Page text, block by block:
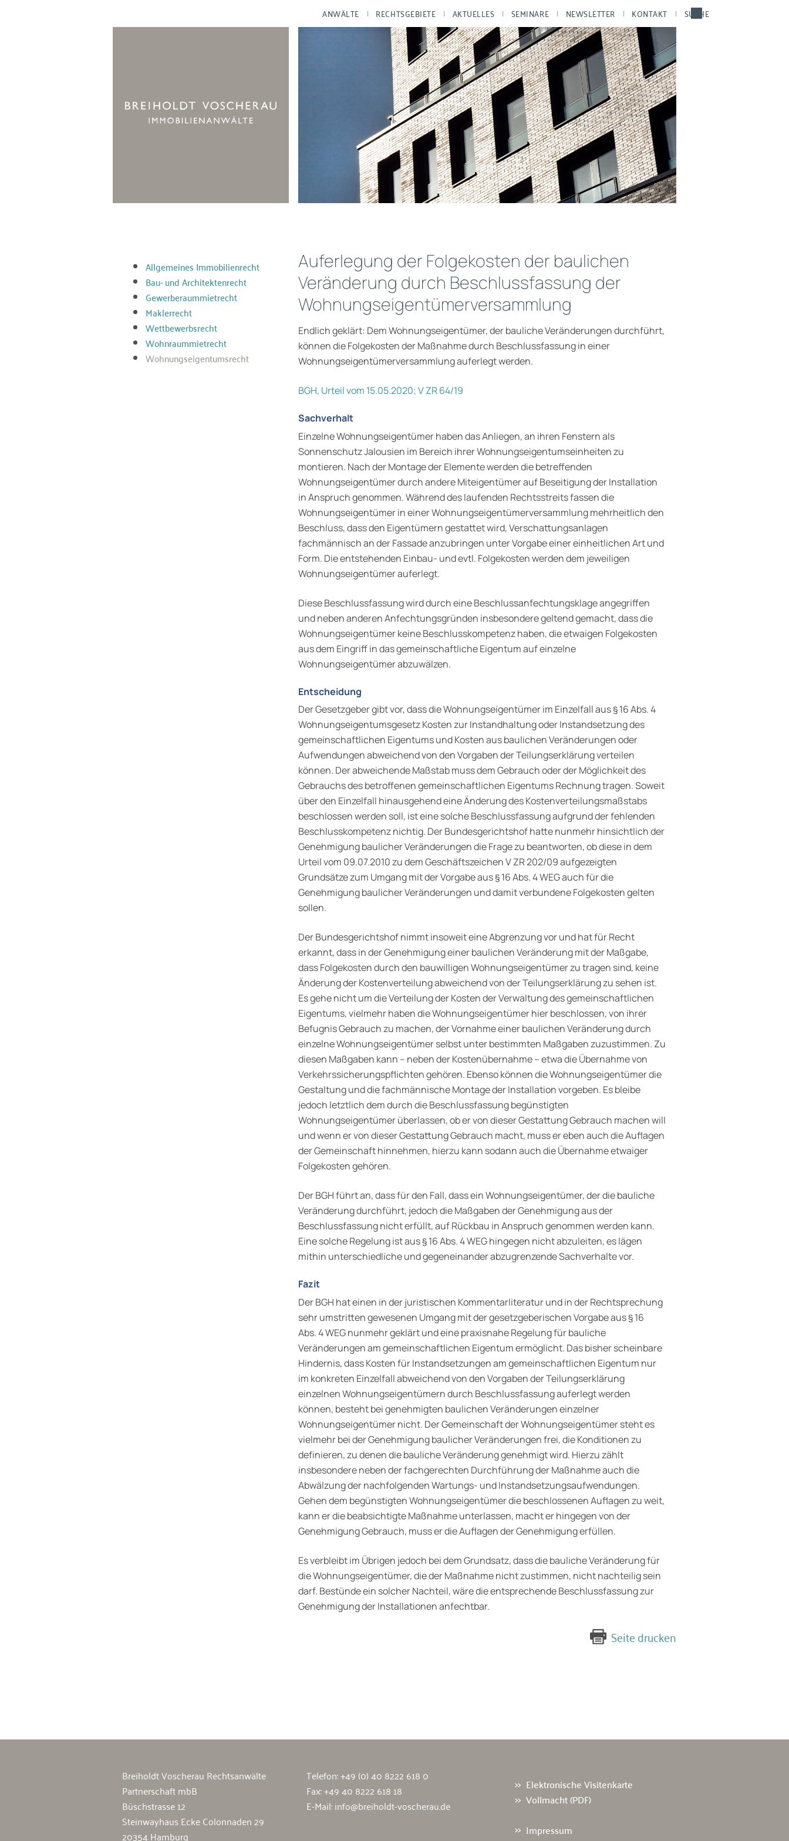
ANWÄLTE RECHTSGEBIETE AKTUELLES SEMINARE NEWSLETTER KONTAKT SUCHE
Allgemeines Immobilienrecht
Bau- und Architektenrecht
Gewerberaummietrecht
Maklerrecht
Wettbewerbsrecht
Wohnraummietrecht
Wohnungseigentumsrecht
Auferlegung der Folgekosten der baulichen
Veränderung durch Beschlussfassung der
Wohnungseigentümerversammlung
Endlich geklärt: Dem Wohnungseigentümer, der bauliche Veränderungen durch­führt,
können die Folgekosten der Maßnahme durch Beschlussfassung in einer
Wohnungseigentümerversammlung auferlegt werden.
BGH, Urteil vom 15.05.2020; V ZR 64/19
Sachverhalt
Einzelne Wohnungseigentümer haben das Anliegen, an ihren Fenstern als
Sonnenschutz Jalousien im Bereich ihrer Wohnungseigentumseinheiten zu
montieren. Nach der Montage der Elemente werden die betreffenden
Wohnungseigentümer durch andere Miteigentümer auf Beseitigung der Installation
in Anspruch genommen. Während des laufenden Rechtsstreits fassen die
Wohnungseigentümer in einer Wohnungseigentümerversammlung mehrheitlich den
Beschluss, dass den Eigentümern gestattet wird, Verschattungsanlagen
fachmännisch an der Fassade anzubringen unter Vorgabe einer einheitlichen Art und
Form. Die entstehenden Ein­bau- und evtl. Folgekosten werden dem jeweiligen
Wohnungseigentümer auferlegt.
Diese Beschlussfassung wird durch eine Beschlussanfechtungsklage angegriffen
und neben anderen Anfechtungsgründen insbesondere geltend gemacht, dass die
Wohnungseigentümer keine Beschlusskompetenz haben, die etwaigen Folgekosten
aus dem Eingriff in das gemein­schaftliche Eigentum auf einzelne
Wohnungseigentümer abzuwälzen.
Entscheidung
Der Gesetzgeber gibt vor, dass die Wohnungseigentümer im Einzelfall aus § 16 Abs. 4
Wohnungseigentumsgesetz Kosten zur Instandhaltung oder Instandsetzung des
gemein­schaftlichen Eigentums und Kosten aus baulichen Veränderungen oder
Aufwendungen abwei­chend von den Vorgaben der Teilungserklärung verteilen
können. Der abweichende Maßstab muss dem Gebrauch oder der Möglichkeit des
Gebrauchs des betroffenen gemeinschaftlichen Eigentums Rechnung tragen. Soweit
über den Einzelfall hinausgehend eine Änderung des Kostenverteilungsmaßstabs
beschlossen werden soll, ist eine solche Beschlussfassung auf­grund der fehlenden
Beschlusskompetenz nichtig. Der Bundesgerichtshof hatte nunmehr hin­sichtlich der
Genehmigung baulicher Veränderungen die Frage zu beantworten, ob diese in dem
Urteil vom 09.07.2010 zu dem Geschäftszeichen V ZR 202/09 aufgezeigten
Grundsätze zum Umgang mit der Vorgabe aus § 16 Abs. 4 WEG auch für die
Genehmigung baulicher Ver­änderungen und damit verbundene Folgekosten gelten
sollen.
Der Bundesgerichtshof nimmt insoweit eine Abgrenzung vor und hat für Recht
erkannt, dass in der Genehmigung einer baulichen Veränderung mit der Maßgabe,
dass Folgekosten durch den bauwilligen Wohnungseigentümer zu tragen sind, keine
Änderung der Kostenverteilung abweichend von der Teilungserklärung zu sehen ist.
Es gehe nicht um die Verteilung der Kosten der Verwaltung des gemeinschaftlichen
Eigentums, vielmehr haben die Wohnungs­eigentümer hier beschlossen, von ihrer
Befugnis Gebrauch zu machen, der Vornahme einer baulichen Veränderung durch
einzelne Wohnungseigentümer selbst unter bestimmten Maß­gaben zuzustimmen. Zu
diesen Maßgaben kann – neben der Kostenübernahme – etwa die Übernahme von
Verkehrssicherungspflichten gehören. Ebenso können die Wohnungseigen­tümer die
Gestaltung und die fachmännische Montage der Installation vorgeben. Es bleibe
jedoch letztlich dem durch die Beschlussfassung begünstigten
Wohnungseigentümer über­lassen, ob er von dieser Gestattung Gebrauch machen will
und wenn er von dieser Gestattung Gebrauch macht, muss er eben auch die Auflagen
der Gemeinschaft hinnehmen, hierzu kann sodann auch die Übernahme etwaiger
Folgekosten gehören.
Der BGH führt an, dass für den Fall, dass ein Wohnungseigentümer, der die bauliche
Verände­rung durchführt, jedoch die Maßgaben der Genehmigung aus der
Beschlussfassung nicht er­füllt, auf Rückbau in Anspruch genommen werden kann.
Eine solche Regelung ist aus § 16 Abs. 4 WEG hingegen nicht abzuleiten, es lägen
mithin unterschiedliche und gegeneinander abzugrenzende Sachverhalte vor.
Fazit
Der BGH hat einen in der juristischen Kommentarliteratur und in der Rechtsprechung
sehr umstritten gewesenen Umgang mit der gesetzgeberischen Vorgabe aus § 16
Abs. 4 WEG nunmehr geklärt und eine praxisnahe Regelung für bauliche
Veränderungen am gemeinschaft­lichen Eigentum ermöglicht. Das bisher scheinbare
Hindernis, dass Kosten für Instandset­zungen am gemeinschaftlichen Eigentum nur
im konkreten Einzelfall abweichend von den Vorgaben der Teilungserklärung
einzelnen Wohnungseigentümern durch Beschlussfassung auferlegt werden
können, besteht bei genehmigten baulichen Veränderungen einzelner
Wohnungseigentümer nicht. Der Gemeinschaft der Wohnungseigentümer steht es
vielmehr bei der Genehmigung baulicher Veränderungen frei, die Konditionen zu
definieren, zu denen die bauliche Veränderung genehmigt wird. Hierzu zählt
insbesondere neben der fachgerechten Durchführung der Maßnahme auch die
Abwälzung der nachfolgenden Wartungs- und Instand­setzungsaufwendungen.
Gehen dem begünstigten Wohnungseigentümer die beschlossenen Auflagen zu weit,
kann er die beabsichtigte Maßnahme unterlassen, macht er hingegen von der
Genehmigung Gebrauch, muss er die Auflagen der Genehmigung erfüllen.
Es verbleibt im Übrigen jedoch bei dem Grundsatz, dass die bauliche Veränderung für
die Wohnungseigentümer, die der Maßnahme nicht zustimmen, nicht nachteilig sein
darf. Bestünde ein solcher Nachteil, wäre die entsprechende Beschlussfassung zur
Genehmigung der Installationen anfechtbar.
Seite drucken
Breiholdt Voscherau Rechtsanwälte
Partnerschaft mbB
Büschstrasse 12
Steinwayhaus Ecke Colonnaden 29
20354 Hamburg
Telefon:+49 (0) 40 8222 618 0
Fax: +49 40 8222 618 18
E-Mail:info@breiholdt-voscherau.de
Elektronische Visitenkarte
Vollmacht (PDF)
Impressum